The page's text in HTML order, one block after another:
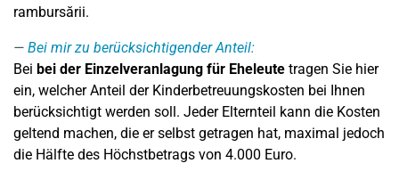
rambursării.
Bei mir zu berücksichtigender Anteil:
Bei bei der Einzelveranlagung für Eheleute tragen Sie hier
ein, welcher Anteil der Kinderbetreuungskosten bei Ihnen
berücksichtigt werden soll. Jeder Elternteil kann die Kosten
geltend machen, die er selbst getragen hat, maximal jedoch
die Hälfte des Höchstbetrags von 4.000 Euro.